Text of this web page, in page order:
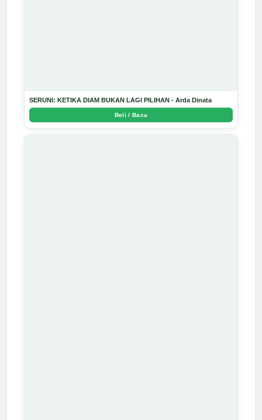
SERUNI: KETIKA DIAM BUKAN LAGI PILIHAN - Arda Dinata
Beli / Baca